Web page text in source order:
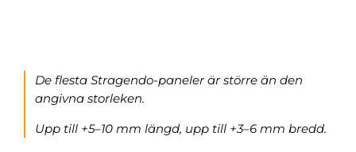
De flesta Stragendo-paneler är större än den
angivna storleken.
Upp till +5–10 mm längd, upp till +3–6 mm bredd.